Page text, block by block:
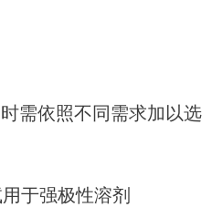
需依照不同需求加以选
于强极性溶剂